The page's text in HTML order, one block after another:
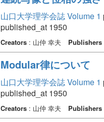
山口大学理学会誌 Volume 1
published_at 1950
Creators: 山仲 幸夫 Publishers
Modular律について
山口大学理学会誌 Volume 1
published_at 1950
Creators: 山仲 幸夫 Publishers